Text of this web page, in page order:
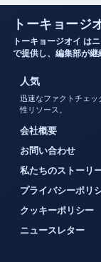
トーキョージ
トーキョージオイ は
で提供し、編集部が継
人気
迅速なファクトチェ
性リソース。
会社概要
お問い合わせ
私たちのストーリ
プライバシーポリ
クッキーポリシー
ニュースレター